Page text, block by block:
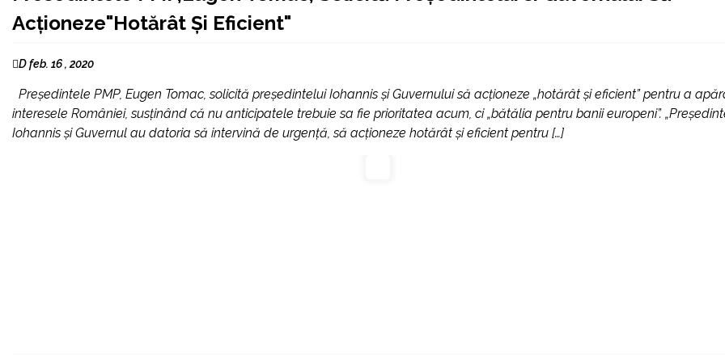
Acţioneze"Hotărât Şi Eficient"
D feb. 16 , 2020
Preşedintele PMP, Eugen Tomac, solicită preşedintelui Iohannis şi Guvernului să acţioneze „hotărât şi eficient” pentru a
interesele României, susţinând că nu anticipatele trebuie sa fie prioritatea acum, ci „bătălia pentru banii europeni”.
Iohannis şi Guvernul au datoria să intervină de urgenţă, să acţioneze hotărât şi eficient pentru […]